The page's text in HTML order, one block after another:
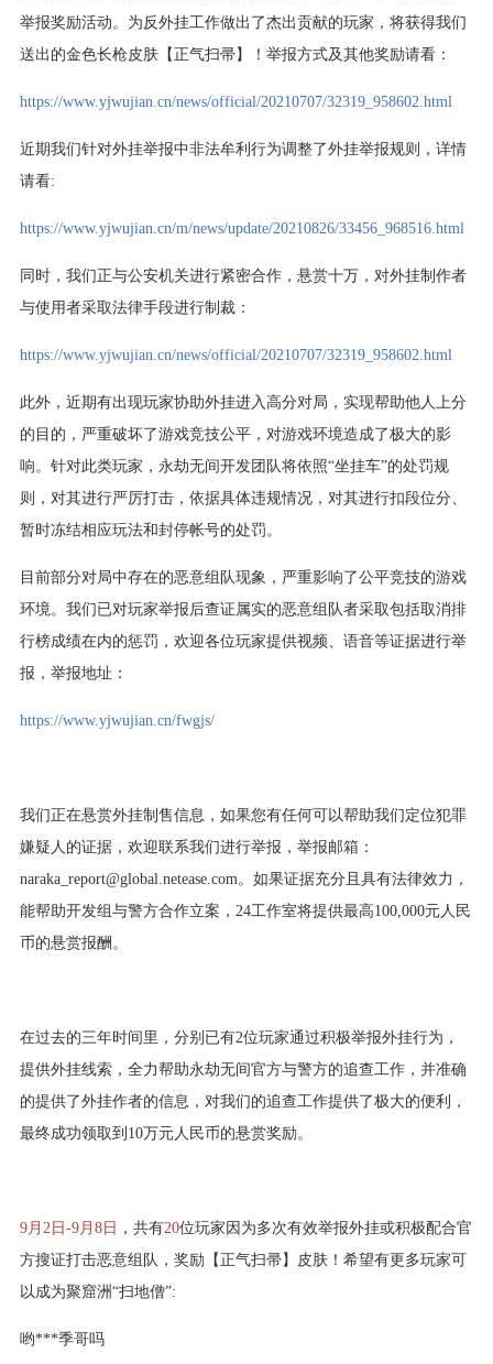
举报奖励活动。为反外挂工作做出了杰出贡献的玩家，将获得我们
送出的金色长枪皮肤【正气扫帚】！举报方式及其他奖励请看：
https://www.yjwujian.cn/news/official/20210707/32319_958602.html
近期我们针对外挂举报中非法牟利行为调整了外挂举报规则，详情
请看:
https://www.yjwujian.cn/m/news/update/20210826/33456_968516.html
同时，我们正与公安机关进行紧密合作，悬赏十万，对外挂制作者
与使用者采取法律手段进行制裁：
https://www.yjwujian.cn/news/official/20210707/32319_958602.html
此外，近期有出现玩家协助外挂进入高分对局，实现帮助他人上分
的目的，严重破坏了游戏竞技公平，对游戏环境造成了极大的影
响。针对此类玩家，永劫无间开发团队将依照“坐挂车”的处罚规
则，对其进行严厉打击，依据具体违规情况，对其进行扣段位分、
暂时冻结相应玩法和封停帐号的处罚。
目前部分对局中存在的恶意组队现象，严重影响了公平竞技的游戏
环境。我们已对玩家举报后查证属实的恶意组队者采取包括取消排
行榜成绩在内的惩罚，欢迎各位玩家提供视频、语音等证据进行举
报，举报地址：
https://www.yjwujian.cn/fwgjs/
我们正在悬赏外挂制售信息，如果您有任何可以帮助我们定位犯罪
嫌疑人的证据，欢迎联系我们进行举报，举报邮箱：
naraka_report@global.netease.com。如果证据充分且具有法律效力，
能帮助开发组与警方合作立案，24工作室将提供最高100,000元人民
币的悬赏报酬。
在过去的三年时间里，分别已有2位玩家通过积极举报外挂行为，
提供外挂线索，全力帮助永劫无间官方与警方的追查工作，并准确
的提供了外挂作者的信息，对我们的追查工作提供了极大的便利，
最终成功领取到10万元人民币的悬赏奖励。
9月2日-9月8日 ，共有20位玩家因为多次有效举报外挂或积极配合官
方搜证打击恶意组队，奖励【正气扫帚】皮肤！希望有更多玩家可
以成为聚窟洲“扫地僧”:
哟***季哥吗